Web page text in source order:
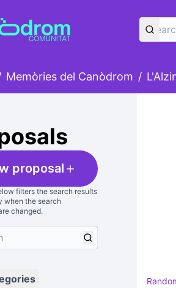
menu
Memòries del Canòdrom /
proposal
filters the search results
when the search
changed.